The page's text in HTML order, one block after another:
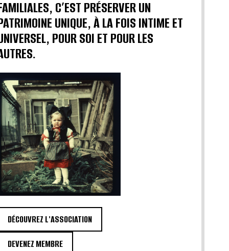
C’EST PRÉSERVER UN
UNIQUE, À LA FOIS INTIME ET
POUR SOI ET POUR LES
DÉCOUVREZ L'ASSOCIATION
DEVENEZ MEMBRE